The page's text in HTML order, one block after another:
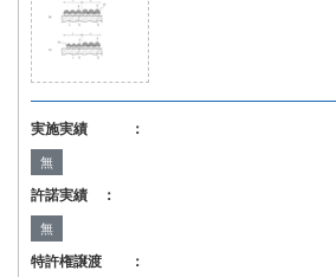
実施実績 ：
無
許諾実績 ：
無
特許権譲渡 ：